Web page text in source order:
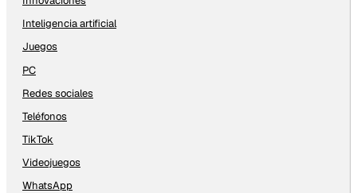
Inteligencia artificial
Juegos
PC
Redes sociales
Teléfonos
TikTok
Videojuegos
WhatsApp